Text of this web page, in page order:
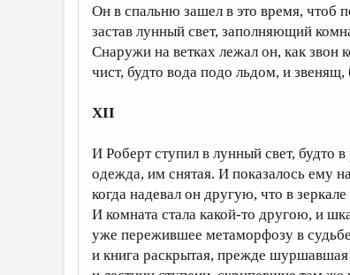
Он в спальню зашел в это время, чтоб
застав лунный свет, заполняющий
Снаружи на ветках лежал он, как звон
чист, будто вода подо льдом, и звенящ,
XII
И Роберт ступил в лунный свет, будто
одежда, им снятая. И показалось ему
когда надевал он другую, что в
И комната стала какой-то другою, и
уже пережившее метаморфозу в
и книга раскрытая, прежде